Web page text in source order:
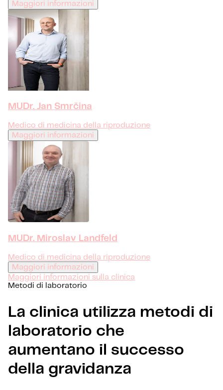
Maggiori informazioni
MUDr. Jan Smrčina
Medico di medicina della riproduzione
Maggiori informazioni
MUDr. Miroslav Landfeld
Medico di medicina della riproduzione
Maggiori informazioni
Maggiori informazioni sulla clinica
Metodi di laboratorio
La clinica utilizza metodi di
laboratorio che
aumentano il successo
della gravidanza